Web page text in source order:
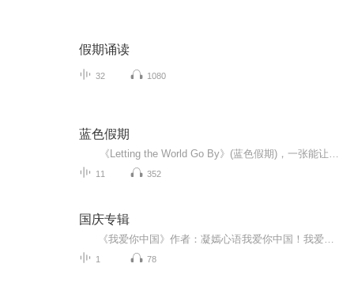
假期诵读
32 1080
蓝色假期
11 352
国庆专辑
1 78